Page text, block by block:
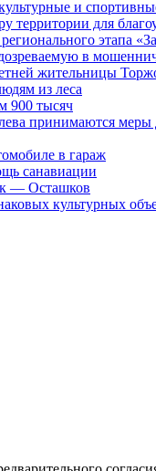
и
для
этапа
в
жительницы
из леса
900 тысяч
принимаются
в гараж
санавиации
— Осташков
культурных